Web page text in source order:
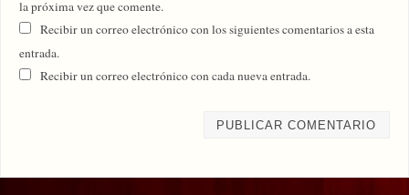
la próxima vez que comente.
Recibir un correo electrónico con los siguientes comentarios a esta
entrada.
Recibir un correo electrónico con cada nueva entrada.